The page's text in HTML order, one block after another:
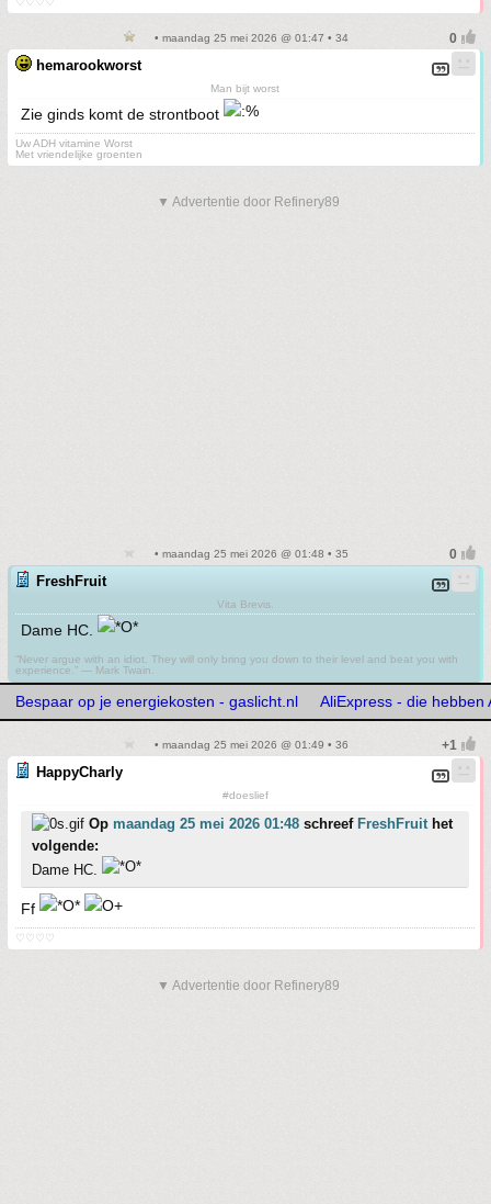
• maandag 25 mei 2026 @ 01:47 • 34
hemarookworst
Man bijt worst
Zie ginds komt de strontboot
Uw ADH vitamine Worst
Met vriendelijke groenten
▼ Advertentie door Refinery89
• maandag 25 mei 2026 @ 01:48 • 35
FreshFruit
Vita Brevis.
Dame HC.
“Never argue with an idiot. They will only bring you down to their level and beat you with
experience.” ― Mark Twain.
Bespaar op je energiekosten - gaslicht.nl AliExpress - die hebben
• maandag 25 mei 2026 @ 01:49 • 36
HappyCharly
#doeslief
Op maandag 25 mei 2026 01:48 schreef FreshFruithet
volgende:
Dame HC.
Ff
♡♡♡♡
▼ Advertentie door Refinery89